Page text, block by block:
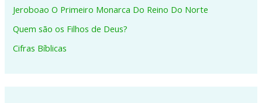
r
p
o
Jeroboao O Primeiro Monarca Do Reino Do Norte
Quem são os Filhos de Deus?
Cifras Bíblicas